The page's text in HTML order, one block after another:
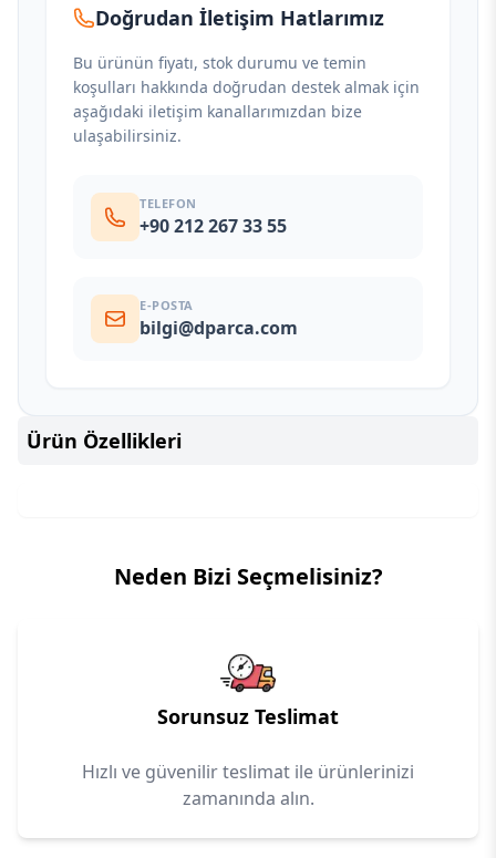
Doğrudan İletişim Hatlarımız
Bu ürünün fiyatı, stok durumu ve temin
koşulları hakkında doğrudan destek almak için
aşağıdaki iletişim kanallarımızdan bize
ulaşabilirsiniz.
TELEFON
+90 212 267 33 55
E-POSTA
bilgi@dparca.com
Ürün Özellikleri
Neden Bizi Seçmelisiniz?
Sorunsuz Teslimat
Hızlı ve güvenilir teslimat ile ürünlerinizi
zamanında alın.